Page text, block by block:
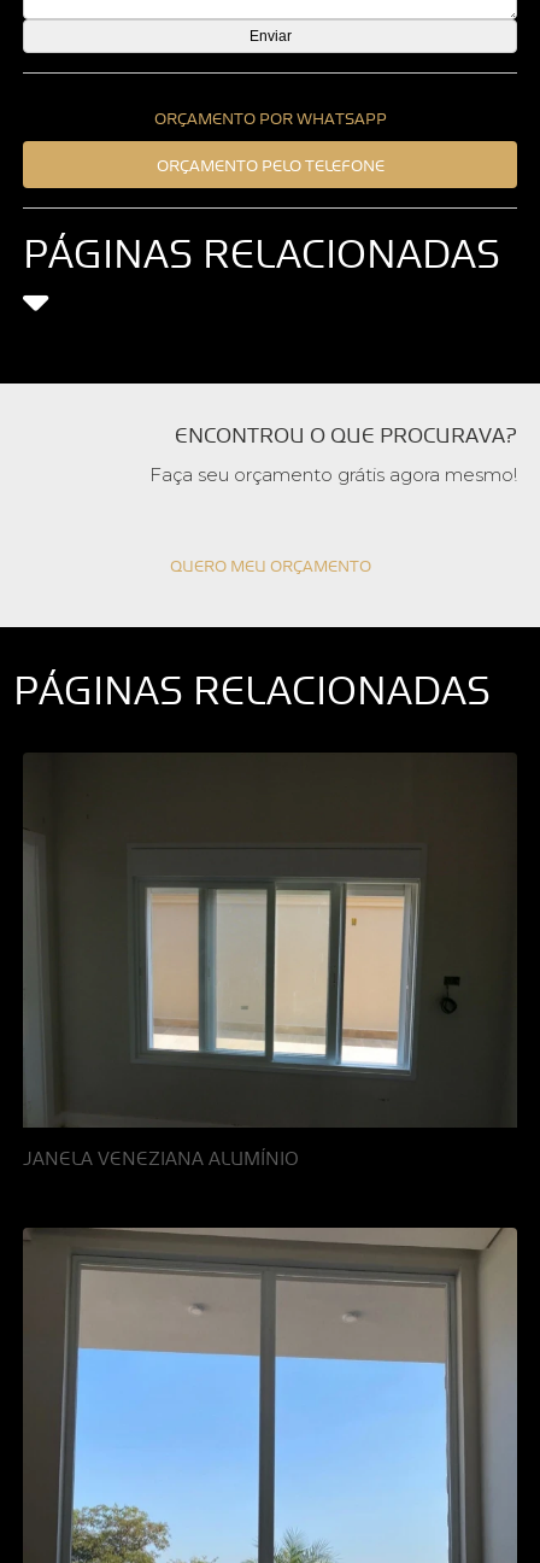
ORÇAMENTO POR WHATSAPP
ORÇAMENTO PELO TELEFONE
PÁGINAS RELACIONADAS
ENCONTROU O QUE PROCURAVA?
Faça seu orçamento grátis agora mesmo!
QUERO MEU ORÇAMENTO
PÁGINAS RELACIONADAS
JANELA VENEZIANA ALUMÍNIO